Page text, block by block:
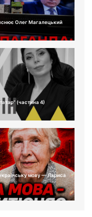
Олег Магалецький
(частина 4)
мову — Лариса